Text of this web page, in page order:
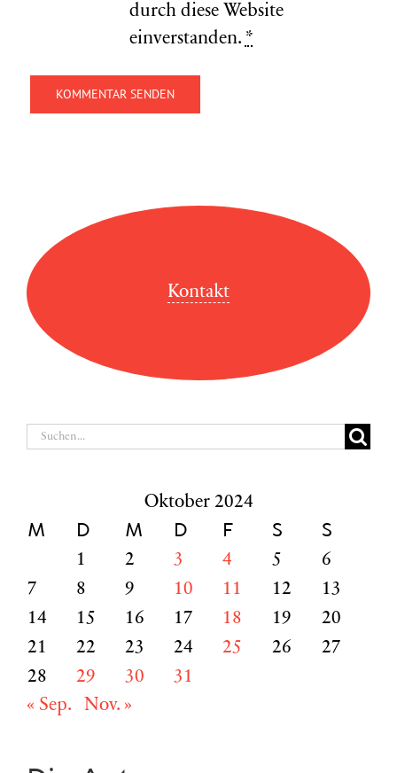
durch diese Website
einverstanden. *
Kontakt
Suche
Oktober 2024
M D M D F S S
1 2 3 4 5
6
7
8 9 10 11 12
13
14
15 16 17 18 19
20
21
22 23 24 25 26
27
28
29 30
31
« Sep.
Nov. »